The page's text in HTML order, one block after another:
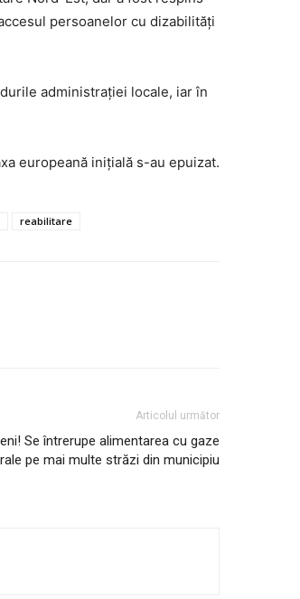
Emisiuni
Prelucrarea datelor cu caracter personal
persoanelor cu dizabilităţi
administraţiei locale, iar în
europeană iniţială s-au epuizat.
reabilitare
Articolul următor
Se întrerupe alimentarea cu gaze
pe mai multe străzi din municipiu